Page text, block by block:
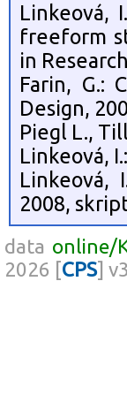
Linkeová,
freeform
in
Farin, G.:
Design,
Piegl L.,
Linkeová,
Linkeová,
2008,
data online/
2026 [CPS]